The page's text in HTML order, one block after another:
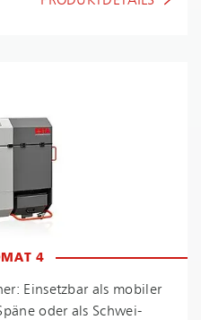
4
Einsetzbar als mobiler
oder als Schwei­